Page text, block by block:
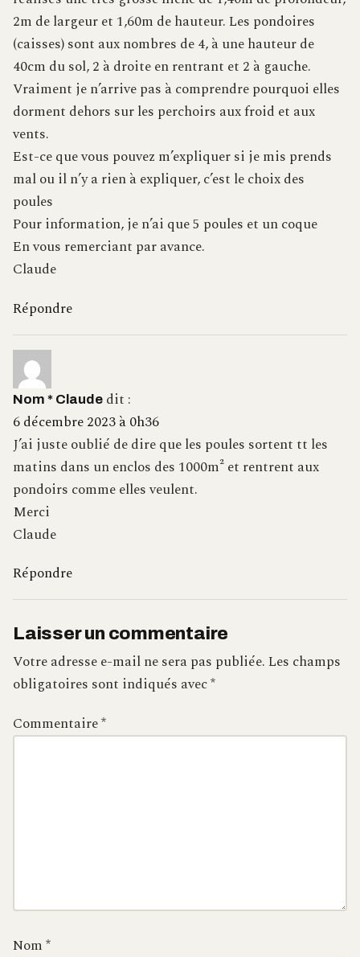
2m de largeur et 1,60m de hauteur. Les pondoires
(caisses) sont aux nombres de 4, à une hauteur de
40cm du sol, 2 à droite en rentrant et 2 à gauche.
Vraiment je n’arrive pas à comprendre pourquoi elles
dorment dehors sur les perchoirs aux froid et aux
vents.
Est-ce que vous pouvez m’expliquer si je mis prends
mal ou il n’y a rien à expliquer, c’est le choix des
poules
Pour information, je n’ai que 5 poules et un coque
En vous remerciant par avance.
Claude
Répondre
Nom * Claude dit :
6 décembre 2023 à 0h36
J’ai juste oublié de dire que les poules sortent tt les
matins dans un enclos des 1000m² et rentrent aux
pondoirs comme elles veulent.
Merci
Claude
Répondre
Laisser un commentaire
Votre adresse e-mail ne sera pas publiée.Les champs
obligatoires sont indiqués avec*
Commentaire*
Nom*